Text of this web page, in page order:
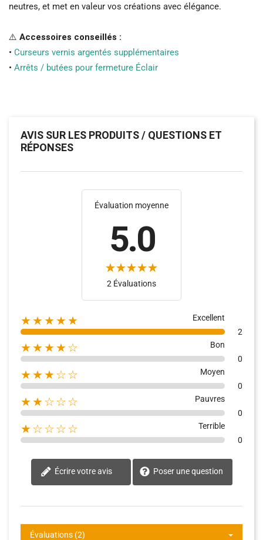
neutres, et met en valeur vos créations avec élégance.
⚠️ Accessoires conseillés :
• Curseurs vernis argentés supplémentaires
• Arrêts / butées pour fermeture Éclair
AVIS SUR LES PRODUITS / QUESTIONS ET
RÉPONSES
Évaluation moyenne
5.0
2 Évaluations
★★★★★
Excellent
2
★★★★☆
Bon
0
★★★☆☆
Moyen
0
★★☆☆☆
Pauvres
0
★☆☆☆☆
Terrible
0
Écrire votre avis Poser une question
Évaluations (2)